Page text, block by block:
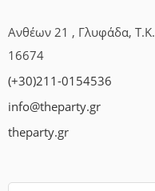
Ανθέων 21 , Γλυφάδα, Τ.Κ.
16674
(+30)211-0154536
info@theparty.gr
theparty.gr